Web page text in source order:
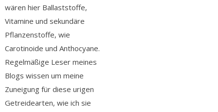
wären hier Ballaststoffe,
Vitamine und sekundäre
Pflanzenstoffe, wie
Carotinoide und Anthocyane.
Regelmäßige Leser meines
Blogs wissen um meine
Zuneigung für diese urigen
Getreidearten, wie ich sie